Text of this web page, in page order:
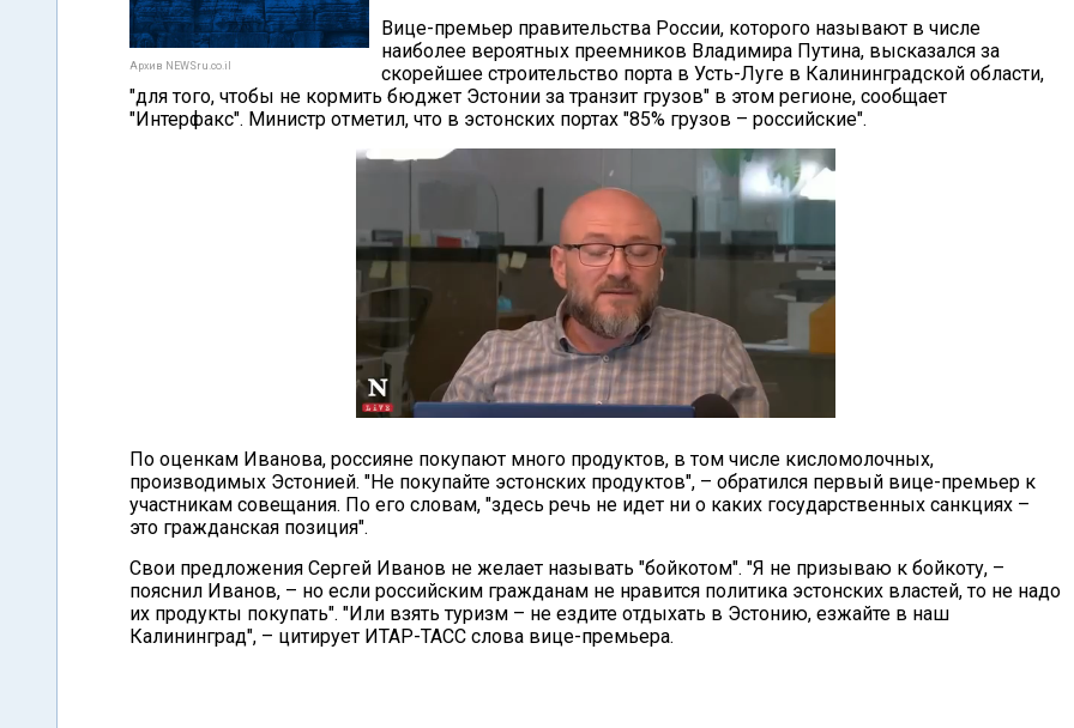
Архив NEWSru.co.il
Вице-премьер правительства России, которого называют в числе
наиболее вероятных преемников Владимира Путина, высказался за
скорейшее строительство порта в Усть-Луге в Калининградской области,
"для того, чтобы не кормить бюджет Эстонии за транзит грузов" в этом регионе, сообщает
"Интерфакс". Министр отметил, что в эстонских портах "85% грузов – российские".
По оценкам Иванова, россияне покупают много продуктов, в том числе кисломолочных,
производимых Эстонией. "Не покупайте эстонских продуктов", – обратился первый вице-премьер к
участникам совещания. По его словам, "здесь речь не идет ни о каких государственных санкциях –
это гражданская позиция".
Свои предложения Сергей Иванов не желает называть "бойкотом". "Я не призываю к бойкоту, –
пояснил Иванов, – но если российским гражданам не нравится политика эстонских властей, то не надо
их продукты покупать". "Или взять туризм – не ездите отдыхать в Эстонию, езжайте в наш
Калининград", – цитирует ИТАР-ТАСС слова вице-премьера.